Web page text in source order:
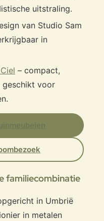
uitstraling.
van Studio Sam
in
– compact,
geschikt voor
familiecombinatie
in Umbrië
in metalen